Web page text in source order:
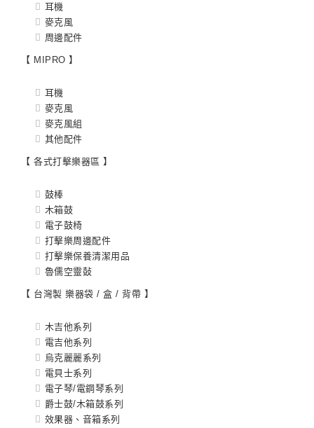
耳機
麥克風
周邊配件
【 MIPRO 】
耳機
麥克風
麥克風組
其他配件
【 各式打擊樂器區 】
鼓棒
木箱鼓
電子鼓椅
打擊樂周邊配件
打擊樂保養清潔用品
魯儒空靈鼔
【 台灣製 樂器袋 / 盒 / 背帶 】
木吉他系列
電吉他系列
烏克麗麗系列
電貝士系列
電子琴/電鋼琴系列
爵士鼓/木箱鼓系列
效果器、音箱系列